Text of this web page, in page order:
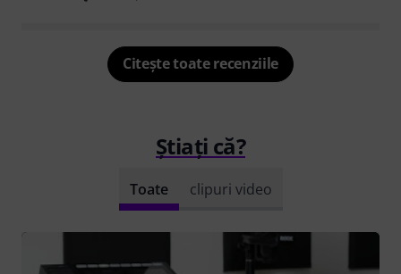
Citește toate recenziile
Știați că?
Toate clipuri video